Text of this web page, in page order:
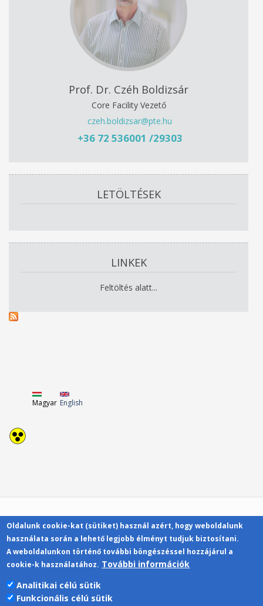
Prof. Dr. Czéh Boldizsár
Core Facility Vezető
czeh.boldizsar@pte.hu
+36 72 536001 /29303
LETÖLTÉSEK
LINKEK
Feltöltés alatt...
Magyar English
Kapcsolat
Pécsi Tudományegyetem | Kancellária |
Oldalunk cookie-kat (sütiket) használ azért, hogy weboldalunk
használata során a lehető legjobb élményt tudjuk biztosítani.
A weboldalunkon történő további böngészéssel hozzájárul a
cookie-k használatához. További információk
Analitikai célú sütik
Funkcionális célú sütik